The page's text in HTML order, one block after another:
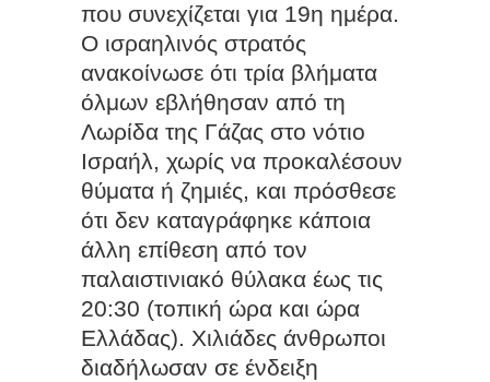
που συνεχίζεται για 19η ημέρα.
Ο ισραηλινός στρατός
ανακοίνωσε ότι τρία βλήματα
όλμων εβλήθησαν από τη
Λωρίδα της Γάζας στο νότιο
Ισραήλ, χωρίς να προκαλέσουν
θύματα ή ζημιές, και πρόσθεσε
ότι δεν καταγράφηκε κάποια
άλλη επίθεση από τον
παλαιστινιακό θύλακα έως τις
20:30 (τοπική ώρα και ώρα
Ελλάδας). Χιλιάδες άνθρωποι
διαδήλωσαν σε ένδειξη